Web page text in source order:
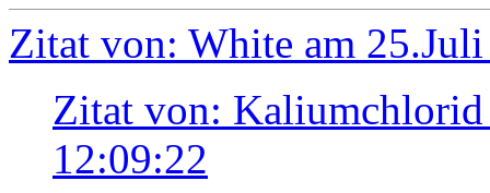
Zitat von: White am
Zitat von:
12:09:22